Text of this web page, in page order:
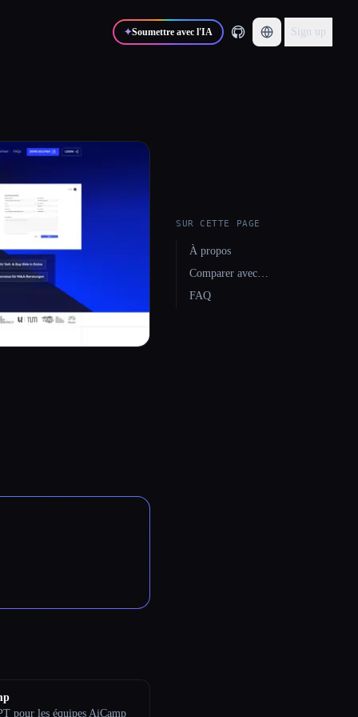
✦Soumettre avec l'IA Sign up
pour les équipes AiCamp
SUR CETTE PAGE
À propos
Comparer avec…
FAQ